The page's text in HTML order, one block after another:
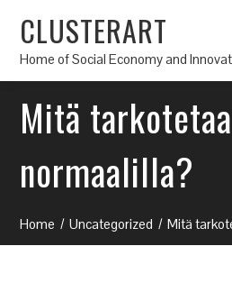
CLUSTERART
Home of Social Economy and
Mitä
normaalilla?
Home Uncategorized Mitä